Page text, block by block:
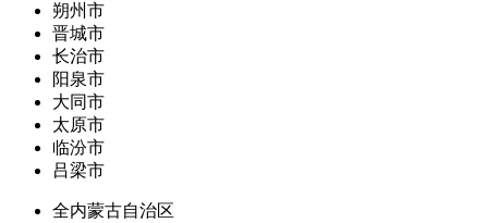
朔州市
晋城市
长治市
阳泉市
大同市
太原市
临汾市
吕梁市
全内蒙古自治区